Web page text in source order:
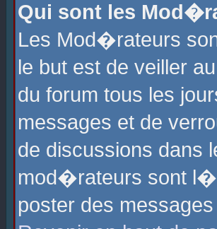
Qui sont les
Les Mod�rateurs
le but est de veiller
du forum tous les
messages et de
de discussions
mod�rateurs sont
poster des